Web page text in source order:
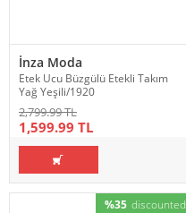
İnza Moda
Etek Ucu Büzgülü Etekli Takım
Yağ Yeşili/1920
2,799.99 TL
1,599.99 TL
%35 discounted